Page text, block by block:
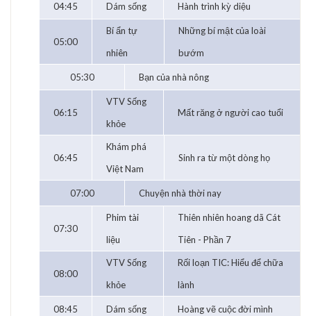
04:45 Dám sống Hành trình kỳ diệu
05:00
Bí ẩn tự
nhiên
Những bí mật của loài
bướm
05:30 Bạn của nhà nông
06:15
VTV Sống
khỏe
Mất răng ở người cao tuổi
06:45
Khám phá
Việt Nam
Sinh ra từ một dòng họ
07:00 Chuyện nhà thời nay
07:30
Phim tài
liệu
Thiên nhiên hoang dã Cát
Tiên - Phần 7
08:00
VTV Sống
khỏe
Rối loạn TIC: Hiểu để chữa
lành
08:45 Dám sống Hoàng vẽ cuộc đời mình